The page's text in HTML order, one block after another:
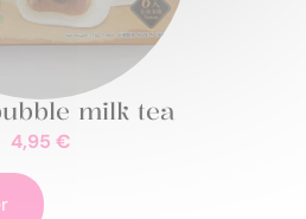
milk tea
4,95 €